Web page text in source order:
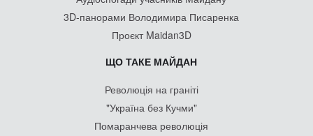
3D-панорами Володимира Писаренка
Проєкт Maidan3D
ЩО ТАКЕ МАЙДАН
Революція на граніті
"Україна без Кучми"
Помаранчева революція